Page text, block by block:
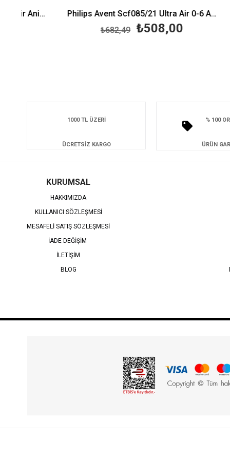
Philips Avent Scf085/21 Ultra Air 0-6 Ay Emzik - Erkek
₺508,00
1000 TL ÜZERİ
ÜCRETSİZ KARGO
% 100
ÜRÜN
KURUMSAL
HAKKIMIZDA
KULLANICI SÖZLEŞMESİ
MESAFELİ SATIŞ SÖZLEŞMESİ
İADE DEĞİŞİM
İLETİŞİM
BLOG